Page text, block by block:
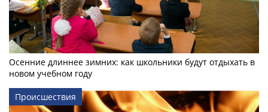
Осенние длиннее зимних: как школьники будут отдыхать в
новом учебном году
Происшествия